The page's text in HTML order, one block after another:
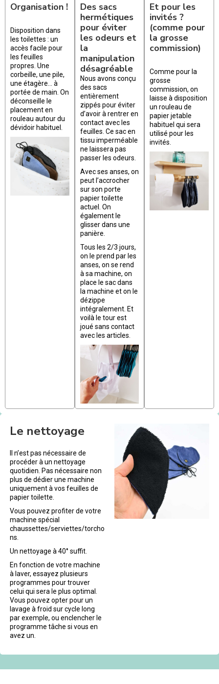
Organisation !
Disposition dans
les toilettes : un
accès facile pour
les feuilles
propres. Une
corbeille, une pile,
une étagère… à
portée de main. On
déconseille le
placement en
rouleau autour du
dévidoir habituel.
Des sacs
hermétiques
pour éviter
les odeurs et
la
manipulation
désagréable
Nous avons conçu
des sacs
entièrement
zippés pour éviter
d’avoir à rentrer en
contact avec les
feuilles. Ce sac en
tissu imperméable
ne laissera pas
passer les odeurs.
Avec ses anses, on
peut l’accrocher
sur son porte
papier toilette
actuel. On
également le
glisser dans une
panière.
Tous les 2/3 jours,
on le prend par les
anses, on se rend
à sa machine, on
place le sac dans
la machine et on le
dézippe
intégralement. Et
voilà le tour est
joué sans contact
avec les articles.
Et pour les
invités ?
(comme pour
la grosse
commission)
Comme pour la
grosse
commission, on
laisse à disposition
un rouleau de
papier jetable
habituel qui sera
utilisé pour les
invités.
Le nettoyage
Il n’est pas nécessaire de
procéder à un nettoyage
quotidien. Pas nécessaire non
plus de dédier une machine
uniquement à vos feuilles de
papier toilette.
Vous pouvez profiter de votre
machine spécial
chaussettes/serviettes/torcho
ns.
Un nettoyage à 40° suffit.
En fonction de votre machine
à laver, essayez plusieurs
programmes pour trouver
celui qui sera le plus optimal.
Vous pouvez opter pour un
lavage à froid sur cycle long
par exemple, ou enclencher le
programme tâche si vous en
avez un.